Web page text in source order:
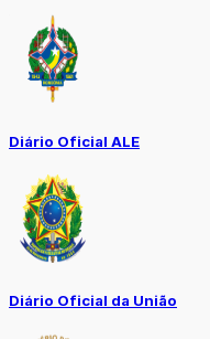
Diário Oficial ALE
Diário Oficial da União